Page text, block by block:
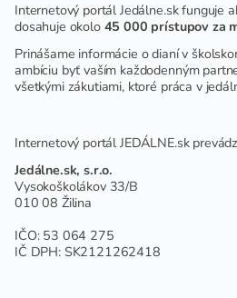
Internetový portál Jedálne.sk funguje
dosahuje okolo 45 000 prístupov za
Prinášame informácie o dianí v
ambíciu byť vaším každodenným
všetkými zákutiami, ktoré práca v
Internetový portál JEDÁLNE.sk
Jedálne.sk, s.r.o.
Vysokoškolákov 33/B
010 08 Žilina
IČO: 53 064 275
IČ DPH: SK2121262418